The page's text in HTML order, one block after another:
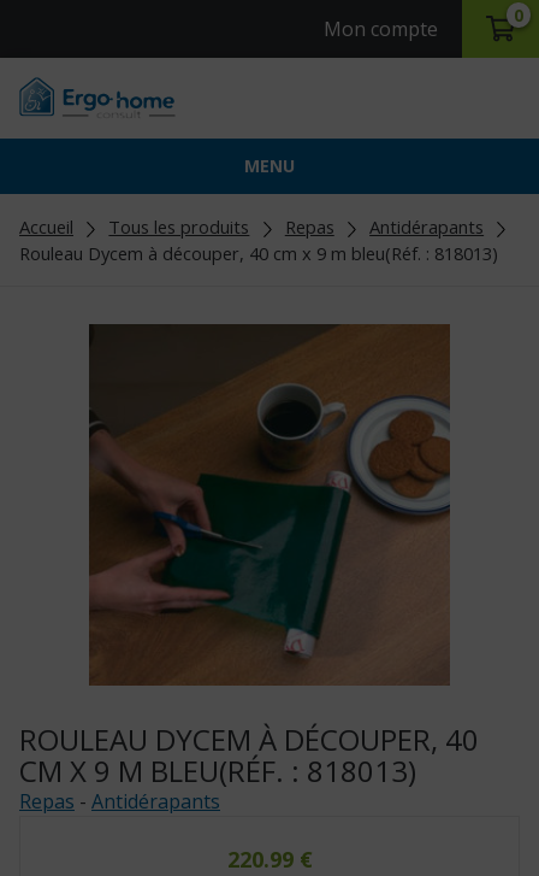
Mon compte
0
MENU
Accueil Tous les produits Repas
Antidérapants
Rouleau Dycem à découper, 40 cm x 9 m bleu(Réf. : 818013)
ROULEAU DYCEM À DÉCOUPER, 40
CM X 9 M BLEU(RÉF. : 818013)
Repas - Antidérapants
220.99 €